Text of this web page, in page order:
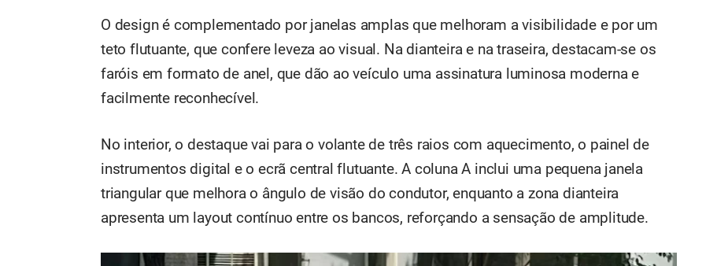
O design é complementado por janelas amplas que melhoram a visibilidade e por um
teto flutuante, que confere leveza ao visual. Na dianteira e na traseira, destacam-se os
faróis em formato de anel, que dão ao veículo uma assinatura luminosa moderna e
facilmente reconhecível.
No interior, o destaque vai para o volante de três raios com aquecimento, o painel de
instrumentos digital e o ecrã central flutuante. A coluna A inclui uma pequena janela
triangular que melhora o ângulo de visão do condutor, enquanto a zona dianteira
apresenta um layout contínuo entre os bancos, reforçando a sensação de amplitude.